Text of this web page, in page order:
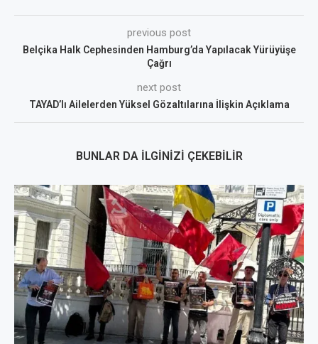
previous post
Belçika Halk Cephesinden Hamburg’da Yapılacak Yürüyüşe
Çağrı
next post
TAYAD’lı Ailelerden Yüksel Gözaltılarına İlişkin Açıklama
BUNLAR DA İLGINIZI ÇEKEBILIR